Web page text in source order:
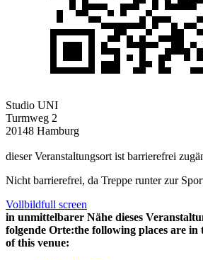
Studio UNI
Turmweg 2
20148 Hamburg
dieser Veranstaltungsort ist barrierefrei
Nicht barrierefrei, da Treppe runter zur
Vollbildfull screen
in unmittelbarer Nähe dieses
folgende Orte:the following places are
of this venue: